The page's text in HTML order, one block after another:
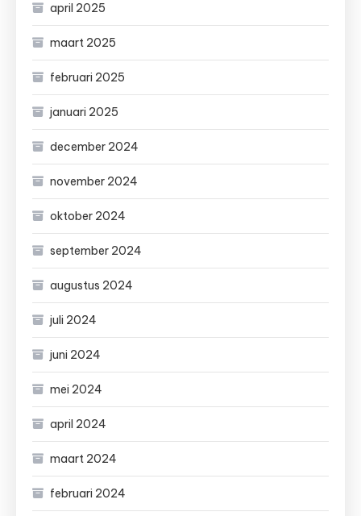
april 2025
maart 2025
februari 2025
januari 2025
december 2024
november 2024
oktober 2024
september 2024
augustus 2024
juli 2024
juni 2024
mei 2024
april 2024
maart 2024
februari 2024